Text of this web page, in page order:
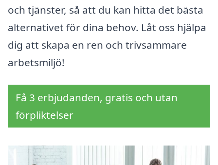
och tjänster, så att du kan hitta det bästa
alternativet för dina behov. Låt oss hjälpa
dig att skapa en ren och trivsammare
arbetsmiljö!
Få 3 erbjudanden, gratis och utan
förpliktelser